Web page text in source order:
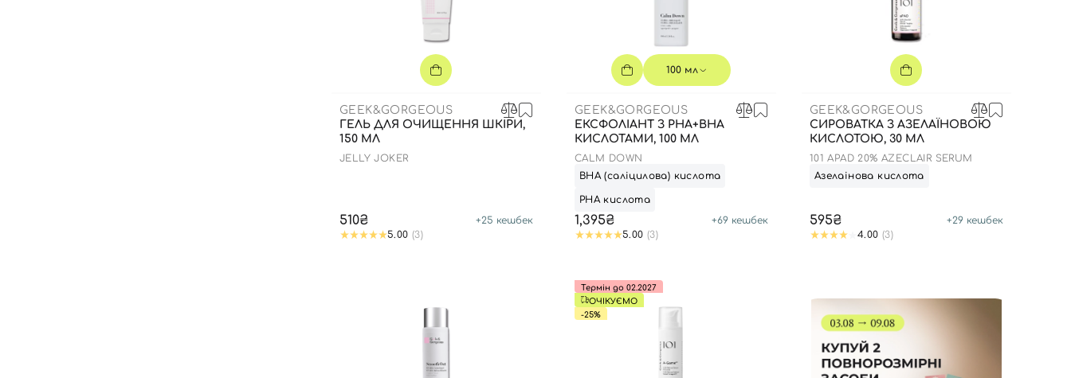
GEEK&GORGEOUS
ГЕЛЬ ДЛЯ ОЧИЩЕННЯ ШКІРИ,
150 МЛ
JELLY JOKER
510₴ +25 кешбек
5.00 (3)
100 мл
GEEK&GORGEOUS
ЕКСФОЛІАНТ З PHA+BHA
КИСЛОТАМИ, 100 МЛ
CALM DOWN
ВНА (саліцилова) кислота
РНА кислота
1,395₴ +69кешбек
5.00 (3)
GEEK&GORGEOUS
СИРОВАТКА З АЗЕЛАЇНОВОЮ
КИСЛОТОЮ, 30 МЛ
101 APAD 20% AZECLAIR SERUM
Азелаінова кислота
595₴ +29кешбек
4.00 (3)
Термін до 02.2027
ОЧІКУЄМО
-25%